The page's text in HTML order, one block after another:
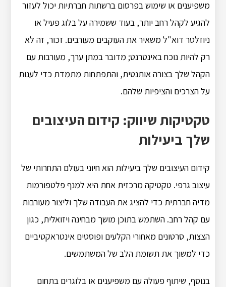
משפיענים או שימוש בפרסום ברשתות חברתיות יכול לעזור
להגיע לקהל רחב יותר, בעוד ששמירה על בלוג פעיל או
ניוזלטר דוא"ל משאיר את העוקבים מעורבים. זכור, זה לא
רק להיות נוכח באינטרנט; מדובר במתן ערך, מעורבות עם
הקהל שלך בצורה אותנטית, והתפתחות מתמדת כדי לענות
על הצרכים והציפיות שלהם.
טקטיקות שיווק: קידום העיצובים
שלך ביעילות
קידום העיצובים שלך ביעילות הוא חיוני בעולם התחרותי של
עיצוב גרפי. טקטיקה מרכזית אחת היא למנף פלטפורמות
מדיה חברתית כדי להציג את העבודה שלך וליצור מעורבות
עם קהל רחב. השתמש בתוכן מושך מבחינה ויזואלית, כגון
הצצות, סרטונים מאחורי הקלעים ופוסטים אינטראקטיביים
כדי למשוך את תשומת הלב של המשתמשים.
בנוסף, שיתוף פעולה עם משפיענים או בלוגרים בתחום